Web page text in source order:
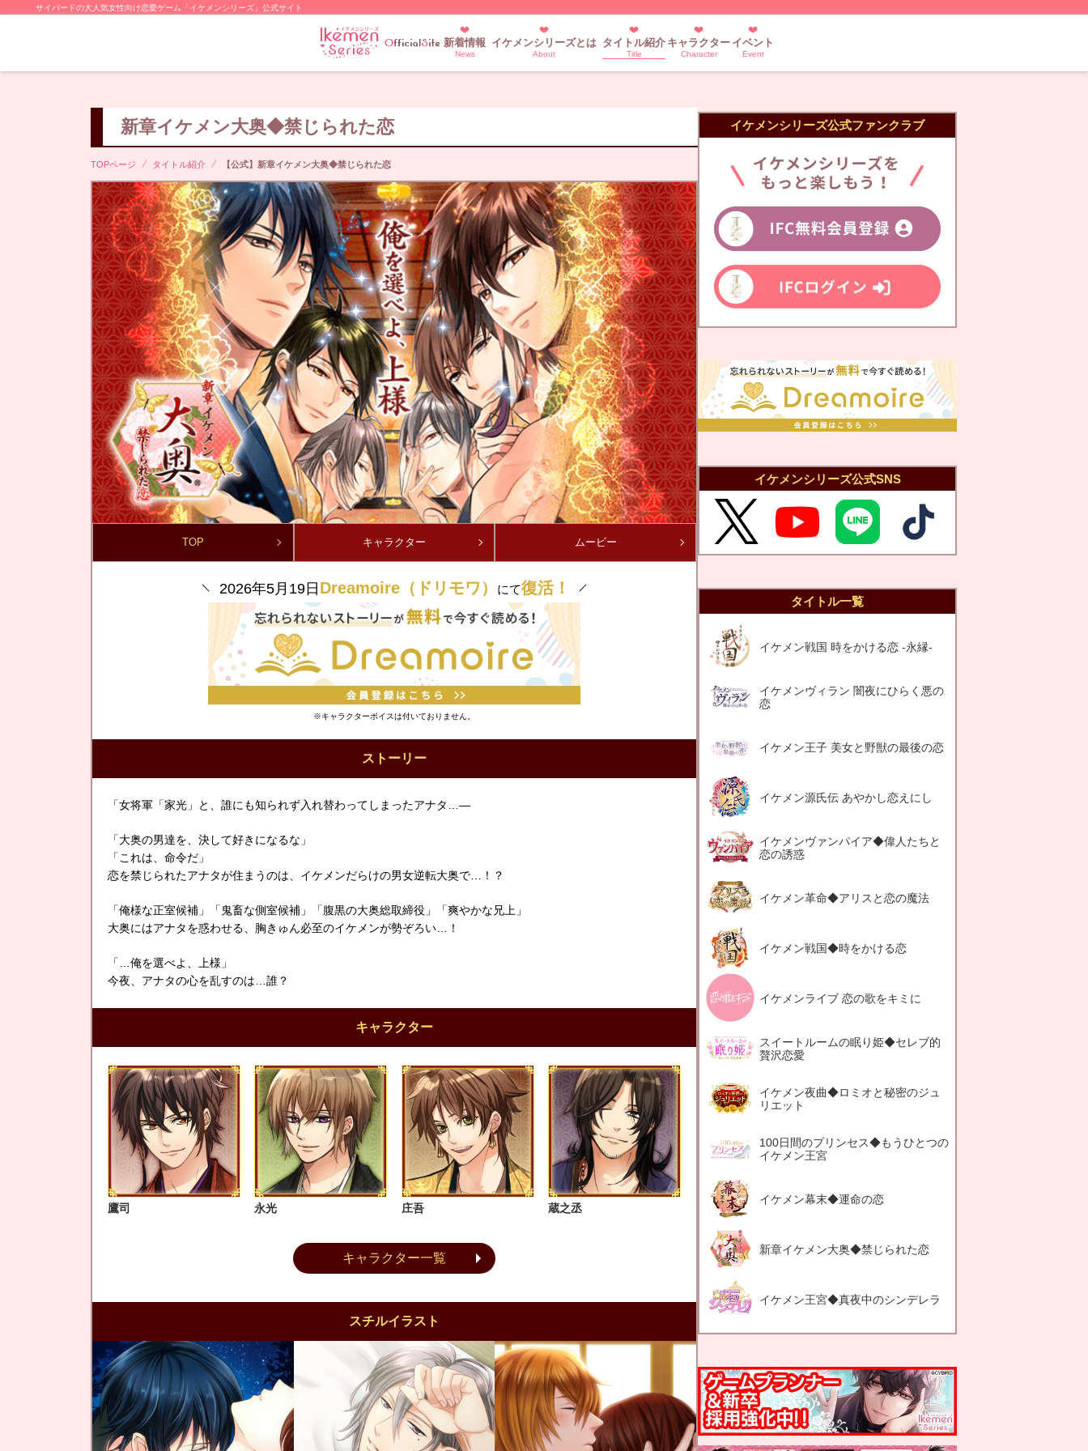
サイバードの大人気女性向け恋愛ゲーム「イケメンシリーズ」公式サイト
新着情報
News
イケメンシリーズとは
About
タイトル紹介
Title
キャラクター
Character
イベント
Event
新章イケメン大奥◆禁じられた恋
TOPページ タイトル紹介 【公式】新章イケメン大奥◆禁じられた恋
TOP キャラクター ムービー
2026年5月19日 Dreamoire（ドリモワ） にて復活！
※キャラクターボイスは付いておりません。
ストーリー
「女将軍「家光」と、誰にも知られず入れ替わってしまったアナタ…―
「大奥の男達を、決して好きになるな」
「これは、命令だ」
恋を禁じられたアナタが住まうのは、イケメンだらけの男女逆転大奥で…！？
「俺様な正室候補」「鬼畜な側室候補」「腹黒の大奥総取締役」「爽やかな兄上」
大奥にはアナタを惑わせる、胸きゅん必至のイケメンが勢ぞろい…！
「…俺を選べよ、上様」
今夜、アナタの心を乱すのは…誰？
キャラクター
鷹司 永光 庄吾 蔵之丞
キャラクター一覧
スチルイラスト
イケメンシリーズ公式ファンクラブ
イケメンシリーズ公式SNS
タイトル一覧
イケメン戦国 時をかける恋 -永縁-
イケメンヴィラン 闇夜にひらく悪の
恋
イケメン王子 美女と野獣の最後の恋
イケメン源氏伝 あやかし恋えにし
イケメンヴァンパイア◆偉人たちと
恋の誘惑
イケメン革命◆アリスと恋の魔法
イケメン戦国◆時をかける恋
イケメンライブ 恋の歌をキミに
スイートルームの眠り姫◆セレブ的
贅沢恋愛
イケメン夜曲◆ロミオと秘密のジュ
リエット
100日間のプリンセス◆もうひとつの
イケメン王宮
イケメン幕末◆運命の恋
新章イケメン大奥◆禁じられた恋
イケメン王宮◆真夜中のシンデレラ